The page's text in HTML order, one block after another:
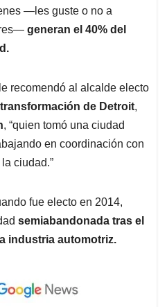
—les guste o no a
generan el 40% del
recomendó al alcalde electo
de Detroit,
, “quien tomó una ciudad
en coordinación con
ciudad.”
fue electo en 2014,
semiabandonada tras el
industria automotriz.